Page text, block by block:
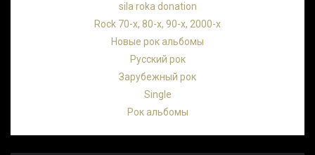
sila roka donation
Rock 70-х, 80-х, 90-х, 2000-х
Новые рок альбомы
Русский рок
Зарубежный рок
Single
Рок альбомы